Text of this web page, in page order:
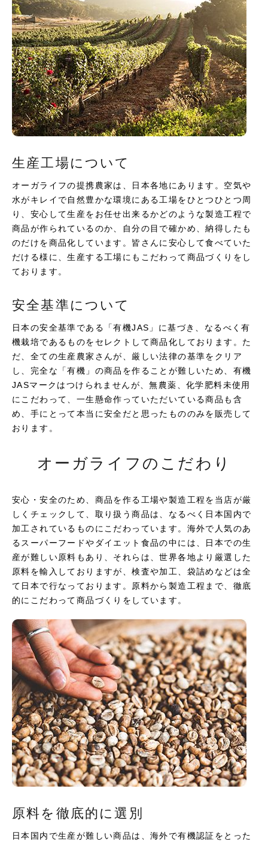
生産工場について
オーガライフの提携農家は、日本各地にあります。空気や
水がキレイで自然豊かな環境にある工場をひとつひとつ周
り、安心して生産をお任せ出来るかどのような製造工程で
商品が作られているのか、自分の目で確かめ、納得したも
のだけを商品化しています。皆さんに安心して食べていた
だける様に、生産する工場にもこだわって商品づくりをし
ております。
安全基準について
日本の安全基準である「有機JAS」に基づき、なるべく有
機栽培であるものをセレクトして商品化しております。た
だ、全ての生産農家さんが、厳しい法律の基準をクリア
し、完全な「有機」の商品を作ることが難しいため、有機
JASマークはつけられませんが、無農薬、化学肥料未使用
にこだわって、一生懸命作っていただいている商品も含
め、手にとって本当に安全だと思ったもののみを販売して
おります。
オーガライフのこだわり
安心・安全のため、商品を作る工場や製造工程を当店が厳
しくチェックして、取り扱う商品は、なるべく日本国内で
加工されているものにこだわっています。海外で人気のあ
るスーパーフードやダイエット食品の中には、日本での生
産が難しい原料もあり、それらは、世界各地より厳選した
原料を輸入しておりますが、検査や加工、袋詰めなどは全
て日本で行なっております。原料から製造工程まで、徹底
的にこだわって商品づくりをしています。
原料を徹底的に選別
日本国内で生産が難しい商品は、海外で有機認証をとった